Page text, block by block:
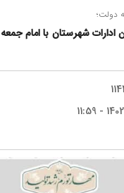
دولت؛
ادارات شهرستان با امام